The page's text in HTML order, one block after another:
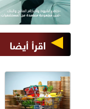
اقرأ أيضا